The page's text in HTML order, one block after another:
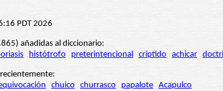
PDT 2026
añadidas al diccionario:
histótrofo preterintencional críptido achicar
chuico churrasco papalote Acapulco